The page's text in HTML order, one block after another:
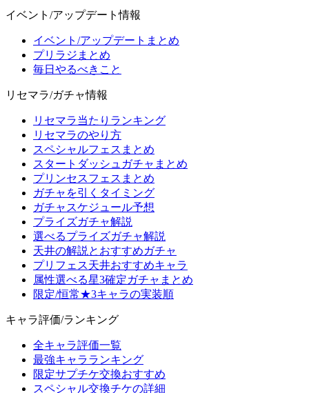
イベント/アップデート情報
イベント/アップデートまとめ
プリラジまとめ
毎日やるべきこと
リセマラ/ガチャ情報
リセマラ当たりランキング
リセマラのやり方
スペシャルフェスまとめ
スタートダッシュガチャまとめ
プリンセスフェスまとめ
ガチャを引くタイミング
ガチャスケジュール予想
プライズガチャ解説
選べるプライズガチャ解説
天井の解説とおすすめガチャ
プリフェス天井おすすめキャラ
属性選べる星3確定ガチャまとめ
限定/恒常★3キャラの実装順
キャラ評価/ランキング
全キャラ評価一覧
最強キャラランキング
限定サプチケ交換おすすめ
スペシャル交換チケの詳細